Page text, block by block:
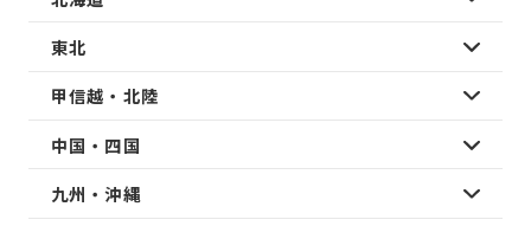
東北
甲信越・北陸
中国・四国
九州・沖縄